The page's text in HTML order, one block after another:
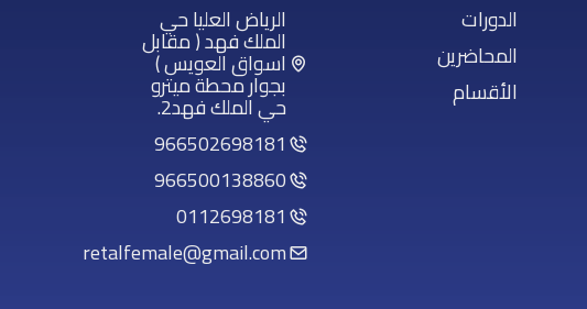
الدورات
المحاضرين
الأقسام
الرياض العليا حي
الملك فهد ( مقابل
اسواق العويس )
بجوار محطة ميترو
حي الملك فهد2.
966502698181
966500138860
0112698181
retalfemale@gmail.com